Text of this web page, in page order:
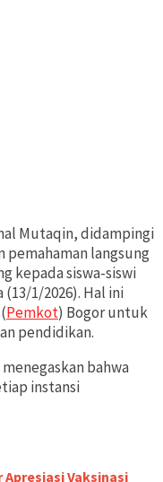
Mutaqin, didampingi
langsung
kepada siswa-siswi
(13/1/2026). Hal ini
Pemkot) Bogor untuk
pendidikan.
menegaskan bahwa
instansi
Vaksinasi